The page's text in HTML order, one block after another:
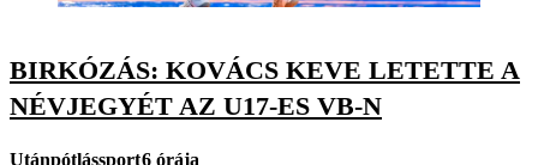
BIRKÓZÁS: KOVÁCS KEVE LETETTE A
NÉVJEGYÉT AZ U17-ES VB-N
Utánpótlássport6 órája